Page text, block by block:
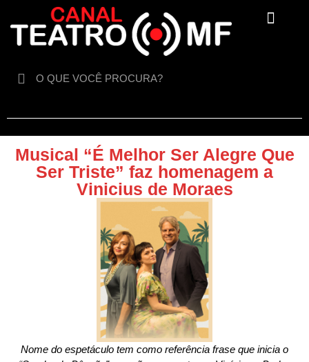
Musical “É Melhor Ser Alegre Que
Ser Triste” faz homenagem a
Vinicius de Moraes
Nome do espetáculo tem como referência frase que inicia o